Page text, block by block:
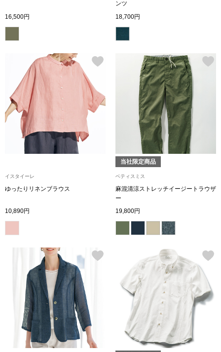
その他
財布／小物
財布／コイン
その他
ウオッチ／ア
ウオッチ
ネックレス
ブレスレット
16,500円
ンツ
18,700円
イスタイーレ
ゆったりリネンブラウス
10,890円
当社限定商品
ベティスミス
麻混清涼ストレッチイージートラウザ
ー
19,800円